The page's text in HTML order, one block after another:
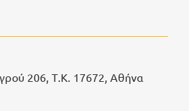
206, Τ.Κ. 17672, Αθήνα